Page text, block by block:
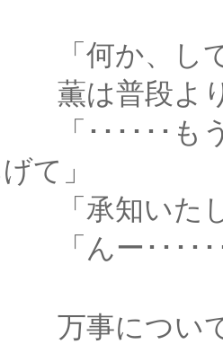
てほしい
り回転
うすぐ弥
て」
たした。
･･････
てまめま